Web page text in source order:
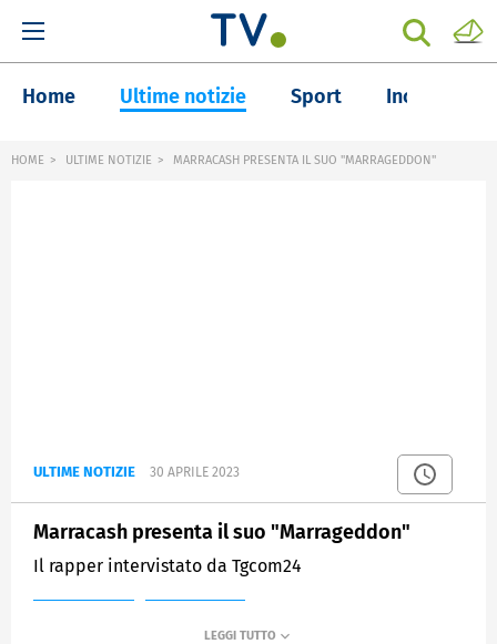
Home Ultime notizie Sport Inchieste
HOME ULTIME NOTIZIE MARRACASH PRESENTA IL SUO "MARRAGEDDON"
ULTIME NOTIZIE 30 APRILE 2023
Marracash presenta il suo "Marrageddon"
Il rapper intervistato da Tgcom24